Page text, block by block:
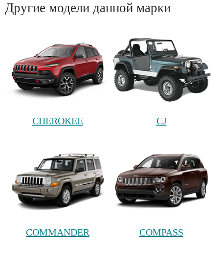
Другие модели данной марки
CHEROKEE CJ
COMMANDER COMPASS